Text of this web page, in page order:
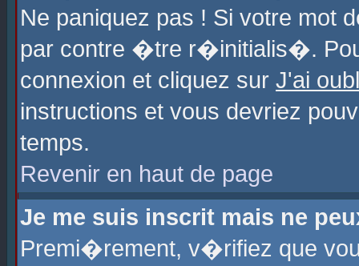
Ne paniquez pas ! Si votre
par contre �tre r�initialis�.
connexion et cliquez sur J'ai
instructions et vous devriez
temps.
Revenir en haut de page
Je me suis inscrit mais ne
Premi�rement, v�rifiez que